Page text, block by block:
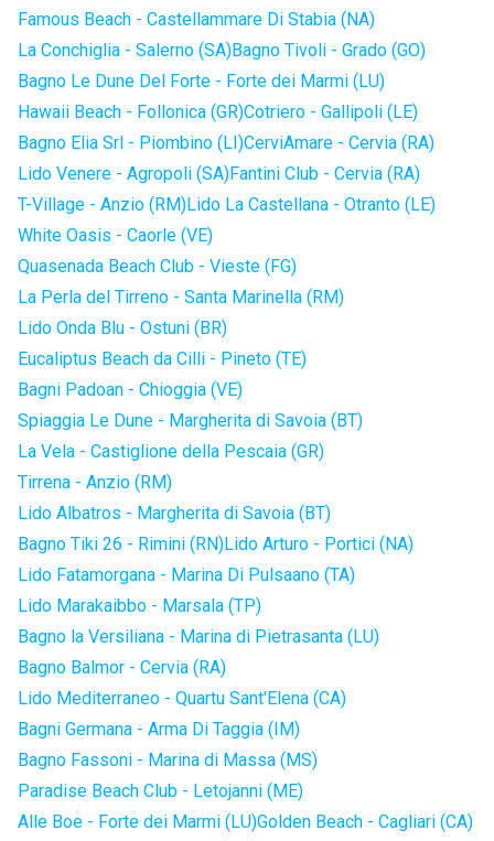
Famous Beach - Castellammare Di Stabia (NA)
La Conchiglia - Salerno (SA)Bagno Tivoli - Grado (GO)
Bagno Le Dune Del Forte - Forte dei Marmi (LU)
Hawaii Beach - Follonica (GR)Cotriero - Gallipoli (LE)
Bagno Elia Srl - Piombino (LI)CerviAmare - Cervia (RA)
Lido Venere - Agropoli (SA)Fantini Club - Cervia (RA)
T-Village - Anzio (RM)Lido La Castellana - Otranto (LE)
White Oasis - Caorle (VE)
Quasenada Beach Club - Vieste (FG)
La Perla del Tirreno - Santa Marinella (RM)
Lido Onda Blu - Ostuni (BR)
Eucaliptus Beach da Cilli - Pineto (TE)
Bagni Padoan - Chioggia (VE)
Spiaggia Le Dune - Margherita di Savoia (BT)
La Vela - Castiglione della Pescaia (GR)
Tirrena - Anzio (RM)
Lido Albatros - Margherita di Savoia (BT)
Bagno Tiki 26 - Rimini (RN)Lido Arturo - Portici (NA)
Lido Fatamorgana - Marina Di Pulsaano (TA)
Lido Marakaibbo - Marsala (TP)
Bagno la Versiliana - Marina di Pietrasanta (LU)
Bagno Balmor - Cervia (RA)
Lido Mediterraneo - Quartu Sant'Elena (CA)
Bagni Germana - Arma Di Taggia (IM)
Bagno Fassoni - Marina di Massa (MS)
Paradise Beach Club - Letojanni (ME)
Alle Boe - Forte dei Marmi (LU)Golden Beach - Cagliari (CA)